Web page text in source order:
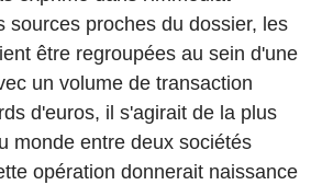
sources proches du dossier, les
être regroupées au sein d'une
un volume de transaction
d'euros, il s'agirait de la plus
monde entre deux sociétés
opération donnerait naissance